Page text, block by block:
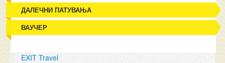
ДАЛЕЧНИ ПАТУВАЊА
ВАУЧЕР
EXIT Travel